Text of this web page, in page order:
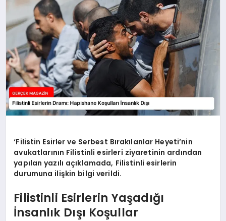
‘Filistin Esirler ve Serbest Bırakılanlar Heyeti’nin
avukatlarının Filistinli esirleri ziyaretinin ardından
yapılan yazılı açıklamada, Filistinli esirlerin
durumuna ilişkin bilgi verildi.
Filistinli Esirlerin Yaşadığı
İnsanlık Dışı Koşullar